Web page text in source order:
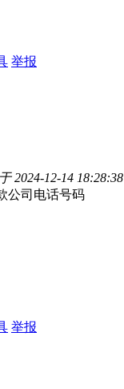
举报
2024-12-14 18:28:38
公司电话号码
举报